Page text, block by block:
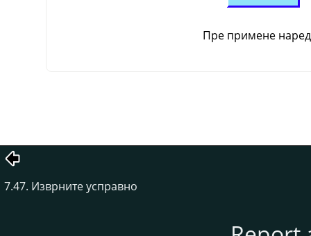
Пре примене
7.47. Изврните усправно